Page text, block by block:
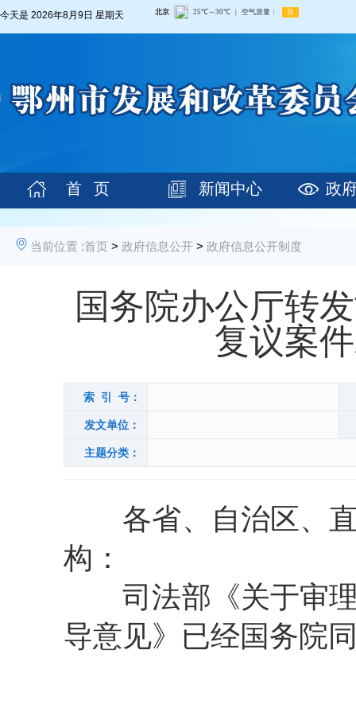
今天是 2026年8月9日 星期天
首 页 新闻中心 政
当前位置 :首页 > 政府信息公开 > 政府信息公开制度
国务院办公厅转
复议案
索 引 号：
发文单位：
主题分类：
各省、自治区、直
构：
司法部《关于审理
导意见》已经国务院